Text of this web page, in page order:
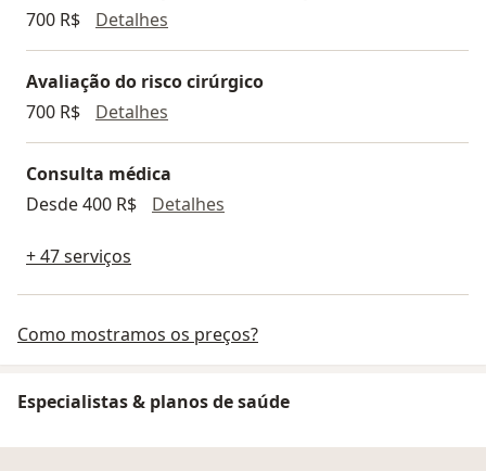
700 R$
Detalhes
Avaliação do risco cirúrgico
700 R$
Detalhes
Consulta médica
Desde 400 R$
Detalhes
+ 47 serviços
Como mostramos os preços?
Especialistas & planos de saúde